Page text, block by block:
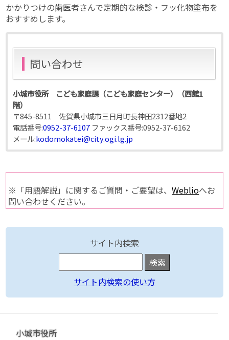
かかりつけの歯医者さんで定期的な検診・フッ化物塗布を
おすすめします。
問い合わせ
小城市役所 こども家庭課（こども家庭センター）（西館1
階）
〒845-8511 佐賀県小城市三日月町長神田2312番地2
電話番号:0952-37-6107 ファックス番号:0952-37-6162
メール:kodomokatei@city.ogi.lg.jp
※「用語解説」に関するご質問・ご要望は、Weblioへお
問い合わせください。
サイト内検索
サイト内検索の使い方
小城市役所